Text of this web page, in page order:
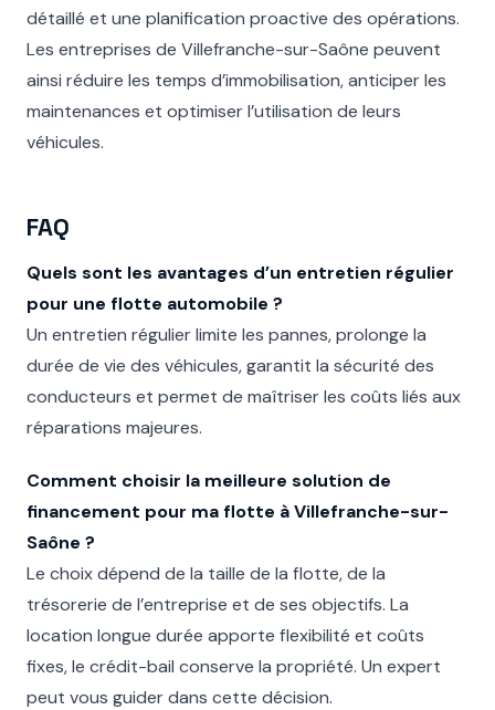
détaillé et une planification proactive des opérations.
Les entreprises de Villefranche-sur-Saône peuvent
ainsi réduire les temps d’immobilisation, anticiper les
maintenances et optimiser l’utilisation de leurs
véhicules.
FAQ
Quels sont les avantages d’un entretien régulier
pour une flotte automobile ?
Un entretien régulier limite les pannes, prolonge la
durée de vie des véhicules, garantit la sécurité des
conducteurs et permet de maîtriser les coûts liés aux
réparations majeures.
Comment choisir la meilleure solution de
financement pour ma flotte à Villefranche-sur-
Saône ?
Le choix dépend de la taille de la flotte, de la
trésorerie de l’entreprise et de ses objectifs. La
location longue durée apporte flexibilité et coûts
fixes, le crédit-bail conserve la propriété. Un expert
peut vous guider dans cette décision.